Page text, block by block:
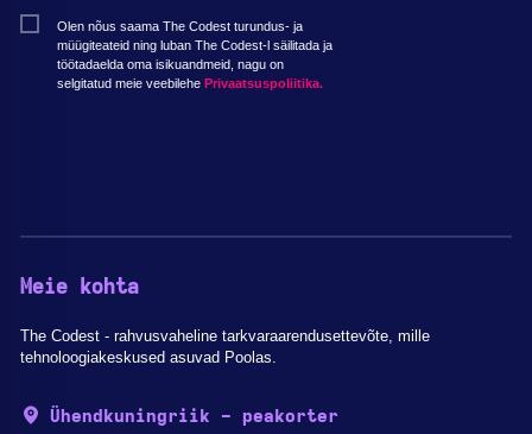
Olen nõus saama The Codest turundus- ja
müügiteateid ning luban The Codest-l säilitada ja
töötadaelda oma isikuandmeid, nagu on
selgitatud meie veebilehe Privaatsuspoliitika.
Meie kohta
The Codest - rahvusvaheline tarkvaraarendusettevõte, mille
tehnoloogiakeskused asuvad Poolas.
Ühendkuningriik - peakorter